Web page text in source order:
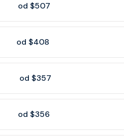
od $507
od $408
od $357
od $356